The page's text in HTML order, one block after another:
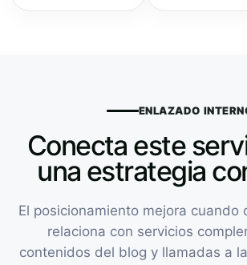
ENLAZADO
Conecta este
una estrategia
El posicionamiento mejora cuando
relaciona con servicios
contenidos del blog y llamadas a